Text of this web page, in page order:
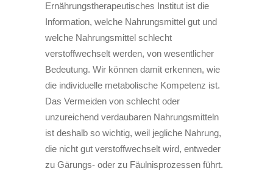
Ernährungstherapeutisches Institut ist die
Information, welche Nahrungsmittel gut und
welche Nahrungsmittel schlecht
verstoffwechselt werden, von wesentlicher
Bedeutung. Wir können damit erkennen, wie
die individuelle metabolische Kompetenz ist.
Das Vermeiden von schlecht oder
unzureichend verdaubaren Nahrungsmitteln
ist deshalb so wichtig, weil jegliche Nahrung,
die nicht gut verstoffwechselt wird, entweder
zu Gärungs- oder zu Fäulnisprozessen führt.